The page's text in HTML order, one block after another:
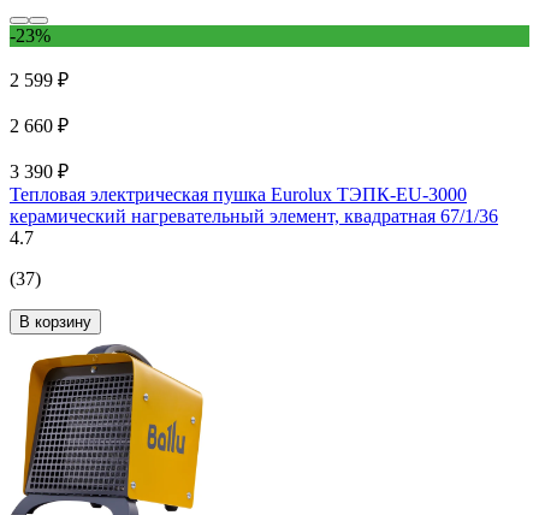
-23%
2 599 ₽
2 660 ₽
3 390 ₽
Тепловая электрическая пушка Eurolux ТЭПК-EU-3000
керамический нагревательный элемент, квадратная 67/1/36
4.7
(37)
В корзину